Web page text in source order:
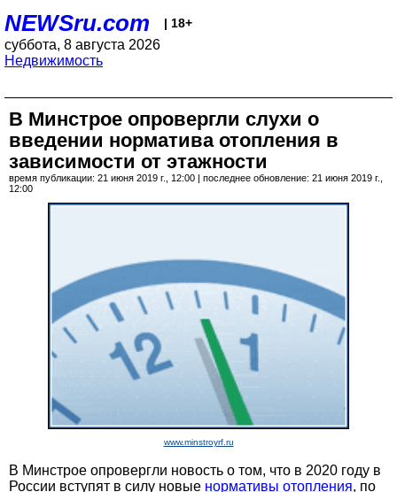
NEWSru.com | 18+
суббота, 8 августа 2026
Недвижимость
В Минстрое опровергли слухи о
введении норматива отопления в
зависимости от этажности
время публикации: 21 июня 2019 г., 12:00 | последнее обновление: 21 июня 2019 г.,
12:00
www.minstroyrf.ru
В Минстрое опровергли новость о том, что в 2020 году в
России вступят в силу новые нормативы отопления, по